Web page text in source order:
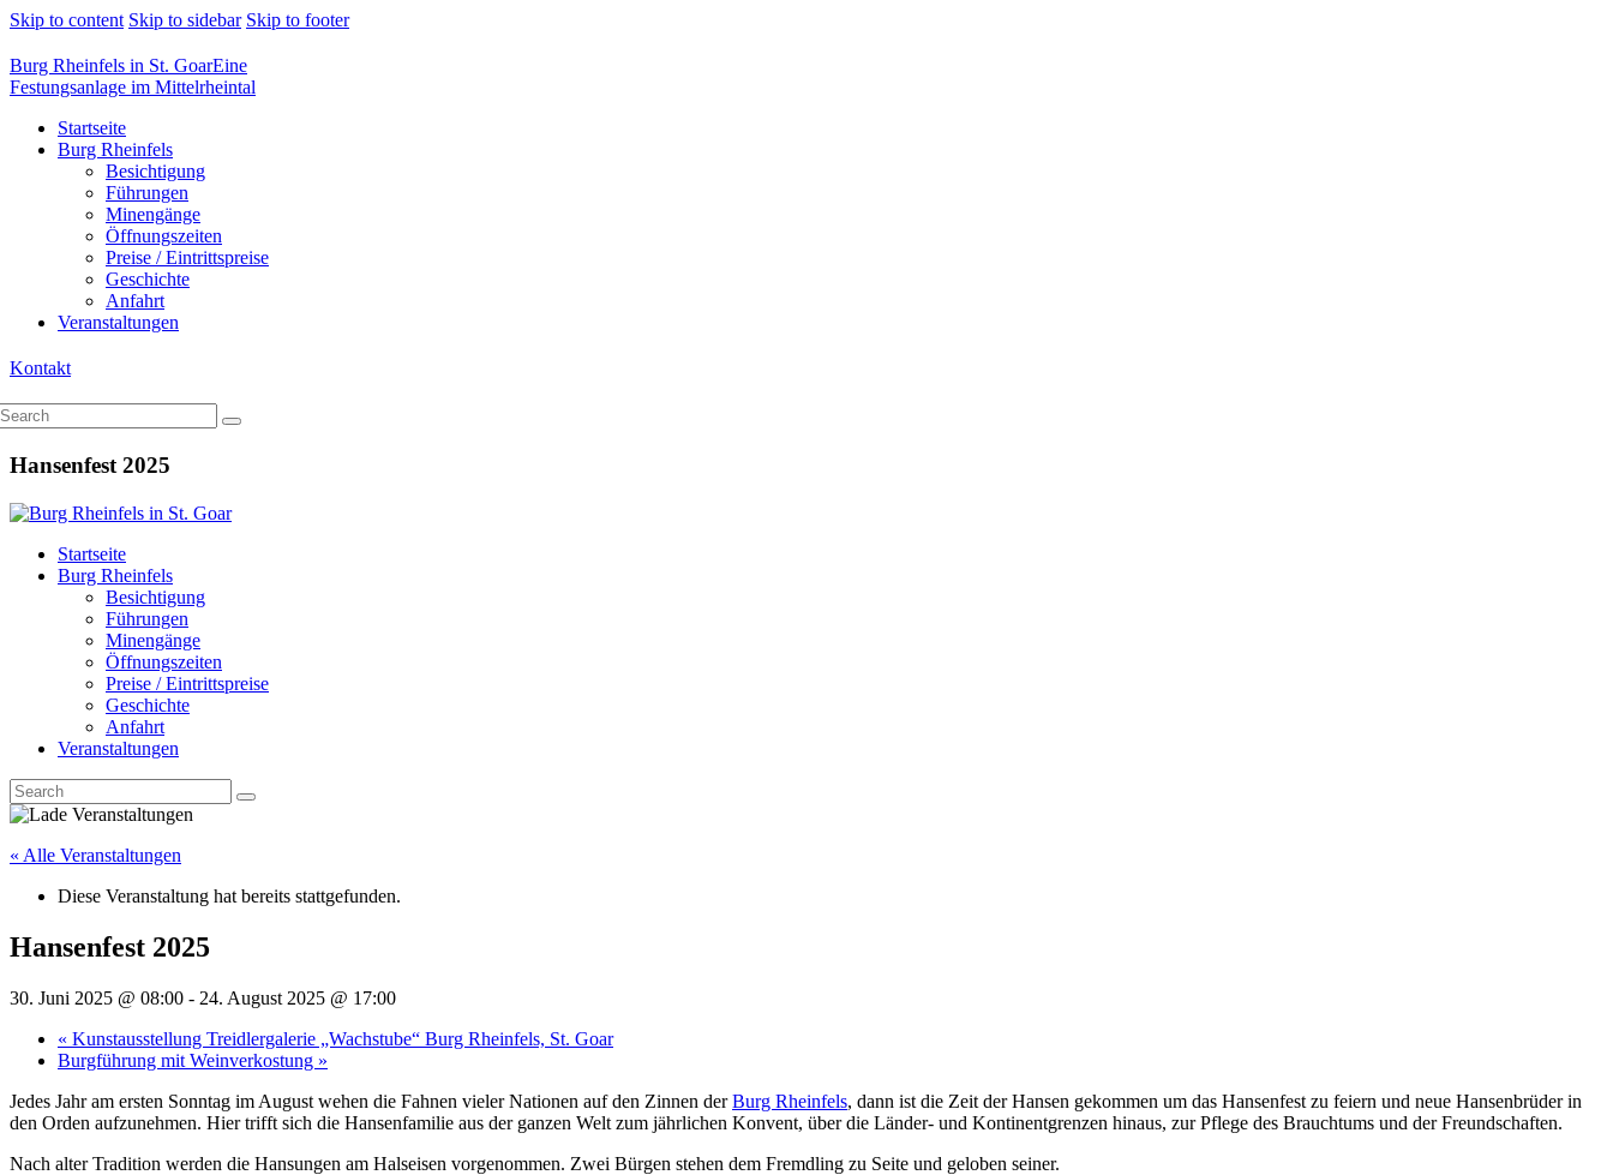
Skip to content Skip to sidebar Skip to footer
Burg Rheinfels in St. GoarEine
Festungsanlage im Mittelrheintal
Startseite
Burg Rheinfels
Besichtigung
Führungen
Minengänge
Öffnungszeiten
Preise / Eintrittspreise
Geschichte
Anfahrt
Veranstaltungen
Kontakt
Hansenfest 2025
Startseite
Burg Rheinfels
Besichtigung
Führungen
Minengänge
Öffnungszeiten
Preise / Eintrittspreise
Geschichte
Anfahrt
Veranstaltungen
« Alle Veranstaltungen
Diese Veranstaltung hat bereits stattgefunden.
Hansenfest 2025
30. Juni 2025 @ 08:00 - 24. August 2025 @ 17:00
« Kunstausstellung Treidlergalerie „Wachstube“ Burg Rheinfels, St. Goar
Burgführung mit Weinverkostung »
Jedes Jahr am ersten Sonntag im August wehen die Fahnen vieler Nationen auf den Zinnen derBurg Rheinfels, dann ist die Zeit der Hansen gekommen um das Hansenfest zu feiern und neue Hansenbrüder in
den Orden aufzunehmen. Hier trifft sich die Hansenfamilie aus der ganzen Welt zum jährlichen Konvent, über die Länder- und Kontinentgrenzen hinaus, zur Pflege des Brauchtums und der Freundschaften.
Nach alter Tradition werden die Hansungen am Halseisen vorgenommen. Zwei Bürgen stehen dem Fremdling zu Seite und geloben seiner.